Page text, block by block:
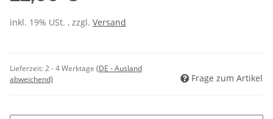
inkl. 19% USt. , zzgl. Versand
Lieferzeit:2 - 4 Werktage (DE - Ausland
abweichend)
Frage zum Artikel